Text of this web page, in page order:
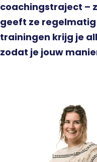
coachingstraject –
geeft ze regelmatig
trainingen krijg je
zodat je jouw